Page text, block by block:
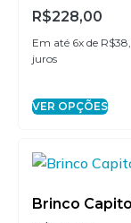
6x de R$
R$228,00
Em até 6x de R$
juros
VER OPÇÕES
Brinco